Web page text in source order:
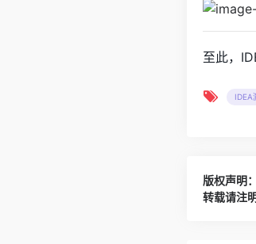
至此，
IDEA
版权声明：
转载请注明